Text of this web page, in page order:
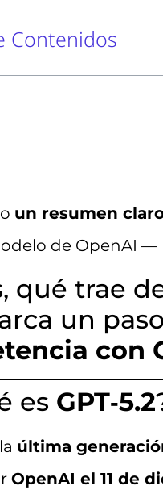
Contenidos
un resumen
de OpenAI —
qué trae
un
con
es GPT‑5.2
última
OpenAI el 11 de